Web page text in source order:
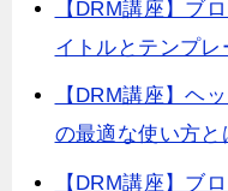
【DRM講座】ブ
イトルとテンプ
【DRM講座】ヘ
の最適な使い方
【DRM講座】ブ